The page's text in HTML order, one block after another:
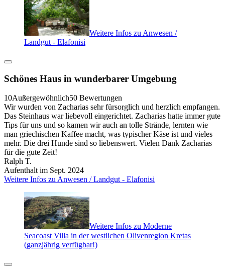
Weitere Infos zu Anwesen /
Landgut - Elafonisi
Schönes Haus in wunderbarer Umgebung
10Außergewöhnlich50 Bewertungen
Wir wurden von Zacharias sehr fürsorglich und herzlich empfangen.
Das Steinhaus war liebevoll eingerichtet. Zacharias hatte immer gute
Tips für uns und so kamen wir auch an tolle Strände, lernten wie
man griechischen Kaffee macht, was typischer Käse ist und vieles
mehr. Die drei Hunde sind so liebenswert. Vielen Dank Zacharias
für die gute Zeit!
Ralph T.
Aufenthalt im Sept. 2024
Weitere Infos zu Anwesen / Landgut - Elafonisi
Weitere Infos zu Moderne
Seacoast Villa in der westlichen Olivenregion Kretas
(ganzjährig verfügbar!)